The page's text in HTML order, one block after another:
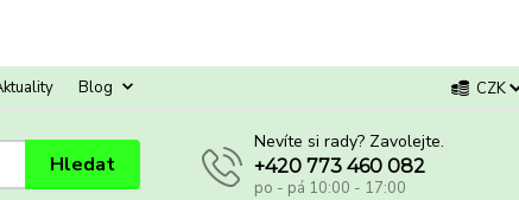
Blog CZK
Hledat
Nevíte si rady? Zavolejte.
+420 773 460 082
po - pá 10:00 - 17:00